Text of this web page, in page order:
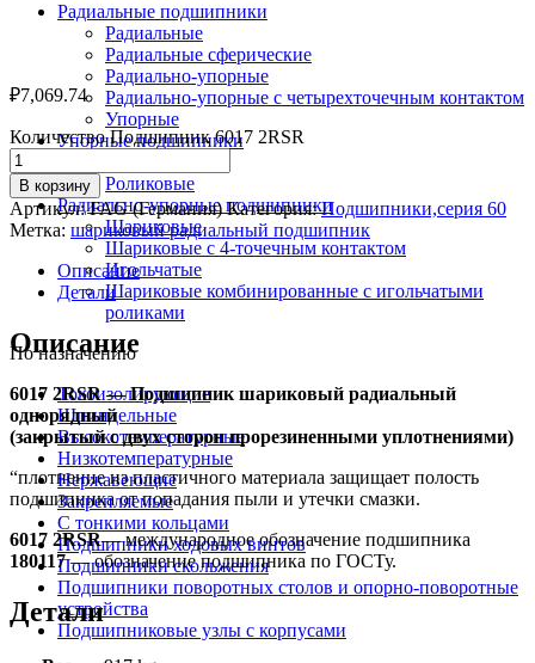
Радиальные подшипники
Радиальные
Радиальные сферические
Радиально-упорные
Радиально-упорные с четырехточечным контактом
Упорные
Упорные подшипники
Роликовые
Радиально-упорные подшипники
Шариковые
Шариковые с 4-точечным контактом
Игольчатые
Шариковые комбинированные с игольчатыми
роликами
По назначению
Токоизолирующие
Шпиндельные
Высокотемпературные
Низкотемпературные
Нержавеющие
Закрепляемые
С тонкими кольцами
Подшипники ходовых винтов
Подшипники скольжения
Подшипники поворотных столов и опорно-поворотные
устройства
Подшипниковые узлы с корпусами
₽7,069.74
Количество Подшипник 6017 2RSR
В корзину
Артикул:FAG (Германия) Категория:Подшипники,серия 60
Метка: шариковый радиальный подшипник
Описание
Детали
Описание
6017 2RSR — Подшипник шариковый радиальный
однорядный
(закрытый с двух сторон прорезиненными уплотнениями)
“плотнение из пластичного материала защищает полость
подшипника от попадания пыли и утечки смазки.
6017 2RSR— международное обозначение подшипника
180117— обозначение подшипника по ГОСТу.
Детали